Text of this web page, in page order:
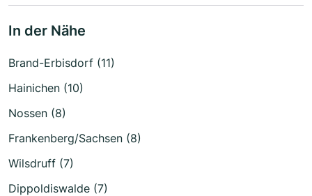
In der Nähe
Brand-Erbisdorf (11)
Hainichen (10)
Nossen (8)
Frankenberg/Sachsen (8)
Wilsdruff (7)
Dippoldiswalde (7)